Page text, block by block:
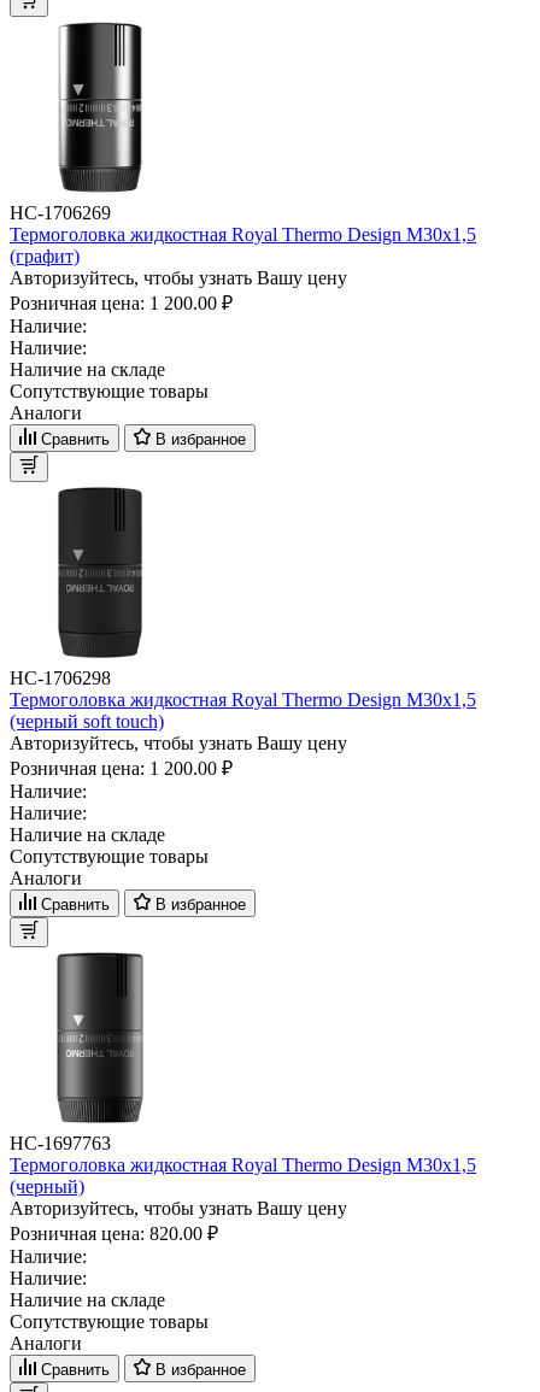
НС-1706269
Термоголовка жидкостная Royal Thermo Design М30х1,5
(графит)
Авторизуйтесь, чтобы узнать Вашу цену
Розничная цена: 1 200.00 ₽
Наличие:
Наличие:
Наличие на складе
Сопутствующие товары
Аналоги
Сравнить В избранное
НС-1706298
Термоголовка жидкостная Royal Thermo Design М30х1,5
(черный soft touch)
Авторизуйтесь, чтобы узнать Вашу цену
Розничная цена: 1 200.00 ₽
Наличие:
Наличие:
Наличие на складе
Сопутствующие товары
Аналоги
Сравнить В избранное
НС-1697763
Термоголовка жидкостная Royal Thermo Design М30х1,5
(черный)
Авторизуйтесь, чтобы узнать Вашу цену
Розничная цена: 820.00 ₽
Наличие:
Наличие:
Наличие на складе
Сопутствующие товары
Аналоги
Сравнить В избранное